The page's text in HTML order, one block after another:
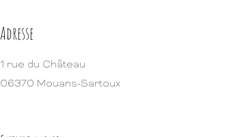
Adresse
1 rue du Château
06370 Mouans-Sartoux